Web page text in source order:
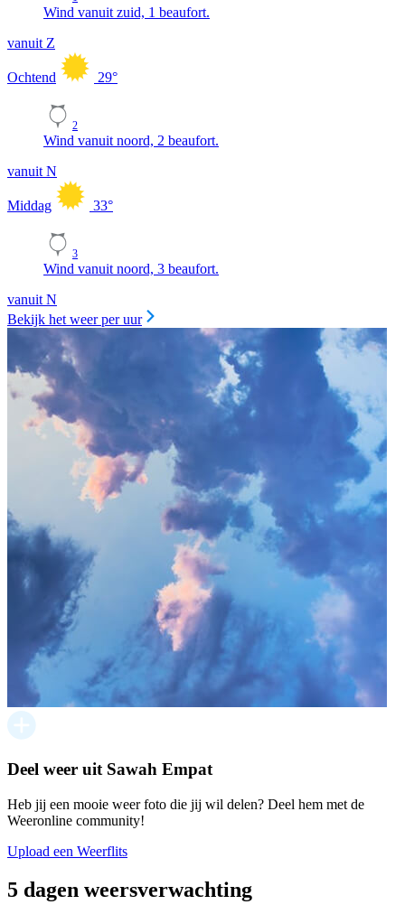
Wind vanuit zuid, 1 beaufort.
vanuit Z
Ochtend 29°
2
Wind vanuit noord, 2 beaufort.
vanuit N
Middag 33°
3
Wind vanuit noord, 3 beaufort.
vanuit N
Bekijk het weer per uur
Deel weer uit Sawah Empat
Heb jij een mooie weer foto die jij wil delen? Deel hem met de
Weeronline community!
Upload een Weerflits
5 dagen weersverwachting